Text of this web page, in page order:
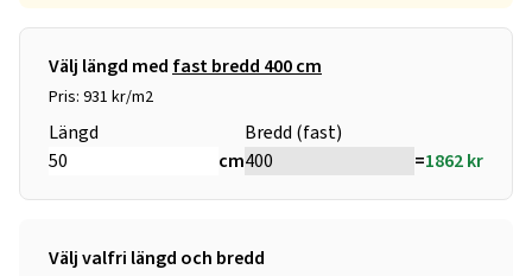
Välj längd med fast bredd 400 cm
Pris: 931 kr/m2
Längd
cm
Bredd (fast)
=1862kr
Välj valfri längd och bredd